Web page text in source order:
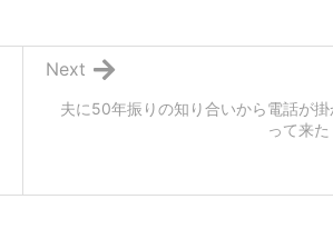
夫に50年振りの知り合いから電話が掛
って来た
Next